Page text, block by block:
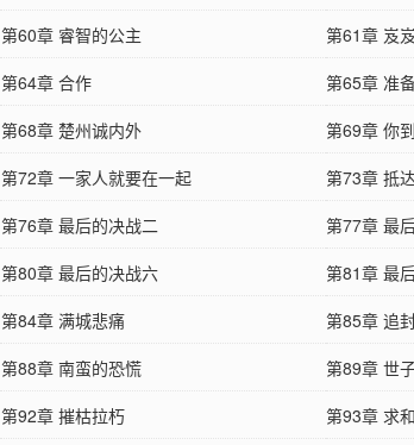
第60章 睿智的公主
第61章 岌
第64章 合作
第65章 准
第68章 楚州诚内外
第69章 你
第72章 一家人就要在一起
第73章 抵
第76章 最后的决战二
第77章 最
第80章 最后的决战六
第81章 最
第84章 满城悲痛
第85章 追
第88章 南蛮的恐慌
第89章 世
第92章 摧枯拉朽 第93章 求